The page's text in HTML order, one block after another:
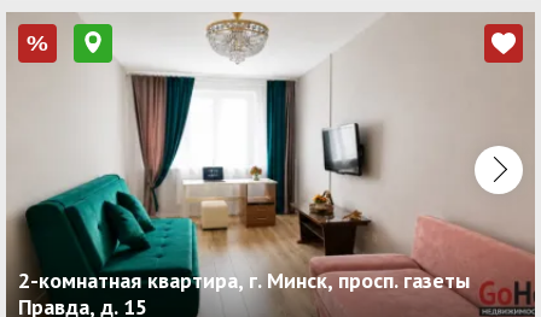
%
2-комнатная квартира, г. Минск, просп. газеты
Правда, д. 15